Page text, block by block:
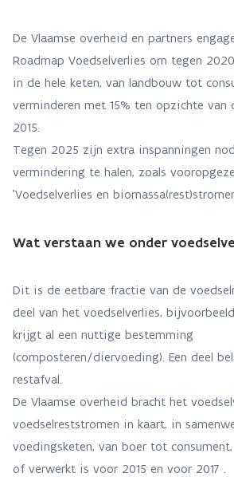
De Vlaamse overheid en partners
Roadmap Voedselverlies om tegen
in de hele keten, van landbouw tot
verminderen met 15% ten opzichte van
2015.
Tegen 2025 zijn extra inspanningen
vermindering te halen, zoals
'Voedselverlies en
Wat verstaan we onder
Dit is de eetbare fractie van de
deel van het voedselverlies,
krijgt al een nuttige bestemming
(composteren/diervoeding). Een deel
restafval.
De Vlaamse overheid bracht het
voedselreststromen in kaart, in
voedingsketen, van boer tot
of verwerkt is voor 2015 en voor 2017 .